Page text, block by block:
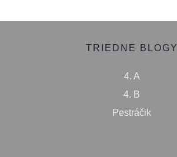
TRIEDNE BLOGY
4. A
4. B
Pestráčik